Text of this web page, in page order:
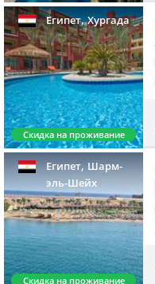
Египет,Хургада
Скидка на проживание
Египет,Шарм-
эль-Шейх
Скидка на проживание